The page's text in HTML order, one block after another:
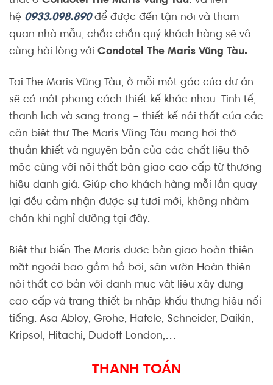
hệ 0933.098.890để được đến tận nơi và tham
quan nhà mẫu, chắc chắn quý khách hàng sẽ vô
cùng hài lòng với Condotel The Maris Vũng Tàu.
Tại The Maris Vũng Tàu, ở mỗi một góc của dự án
sẽ có một phong cách thiết kế khác nhau. Tinh tế,
thanh lịch và sang trọng – thiết kế nội thất của các
căn biệt thự The Maris Vũng Tàu mang hơi thở
thuần khiết và nguyên bản của các chất liệu thô
mộc cùng với nội thất bàn giao cao cấp từ thương
hiệu danh giá. Giúp cho khách hàng mỗi lần quay
lại đều cảm nhận được sự tươi mới, không nhàm
chán khi nghỉ dưỡng tại đây.
Biệt thự biển The Maris được bàn giao hoàn thiện
mặt ngoài bao gồm hồ bơi, sân vườn Hoàn thiện
nội thất cơ bản với danh mục vật liệu xây dựng
cao cấp và trang thiết bị nhập khẩu thưng hiệu nổi
tiếng: Asa Abloy, Grohe, Hafele, Schneider, Daikin,
Kripsol, Hitachi, Dudoff London,…
THANH TOÁN